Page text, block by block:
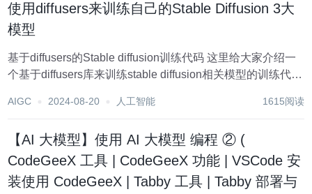
使用diffusers来训练自己的Stable Diffusion 3大
模型
基于diffusers的Stable diffusion训练代码 这里给大家介绍一
个基于diffusers库来训练stable diffusion相关模型的训练代
及...
AIGC 2024-08-20 人工智能 1615阅读
【AI 大模型】使用 AI 大模型 编程 ② (
CodeGeeX 工具 | CodeGeeX 功能 | VSCode 安
装使用 CodeGeeX | Tabby 工具 | Tabby 部署与